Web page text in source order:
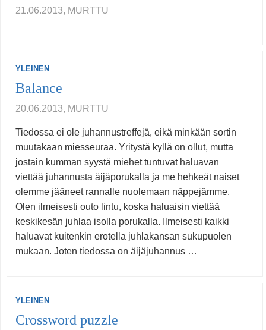
21.06.2013, MURTTU
YLEINEN
Balance
20.06.2013, MURTTU
Tiedossa ei ole juhannustreffejä, eikä minkään sortin
muutakaan miesseuraa. Yritystä kyllä on ollut, mutta
jostain kumman syystä miehet tuntuvat haluavan
viettää juhannusta äijäporukalla ja me hehkeät naiset
olemme jääneet rannalle nuolemaan näppejämme.
Olen ilmeisesti outo lintu, koska haluaisin viettää
keskikesän juhlaa isolla porukalla. Ilmeisesti kaikki
haluavat kuitenkin erotella juhlakansan sukupuolen
mukaan. Joten tiedossa on äijäjuhannus …
YLEINEN
Crossword puzzle